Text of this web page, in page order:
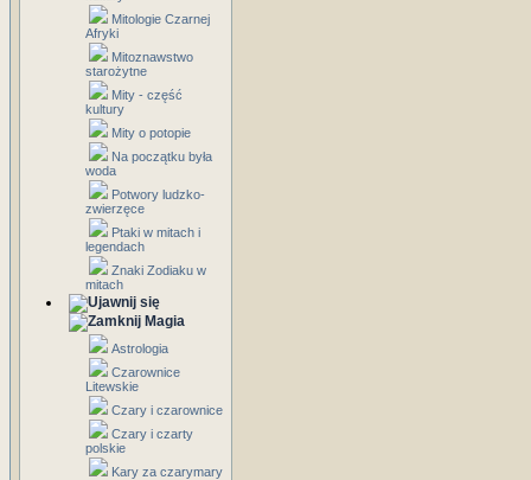
Mitologie Czarnej
Afryki
Mitoznawstwo
starożytne
Mity - część
kultury
Mity o potopie
Na początku była
woda
Potwory ludzko-
zwierzęce
Ptaki w mitach i
legendach
Znaki Zodiaku w
mitach
Magia
Astrologia
Czarownice
Litewskie
Czary i czarownice
Czary i czarty
polskie
Kary za czarymary